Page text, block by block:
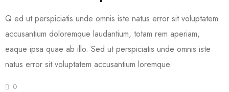
Q ed ut perspiciatis unde omnis iste natus error sit voluptatem
accusantium doloremque laudantium, totam rem aperiam,
eaque ipsa quae ab illo. Sed ut perspiciatis unde omnis iste
natus error sit voluptatem accusantium loremque.
0